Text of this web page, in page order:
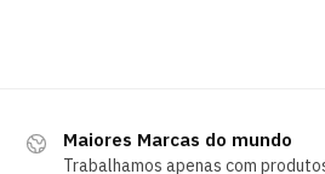
Maiores Marcas do mundo
Trabalhamos apenas com